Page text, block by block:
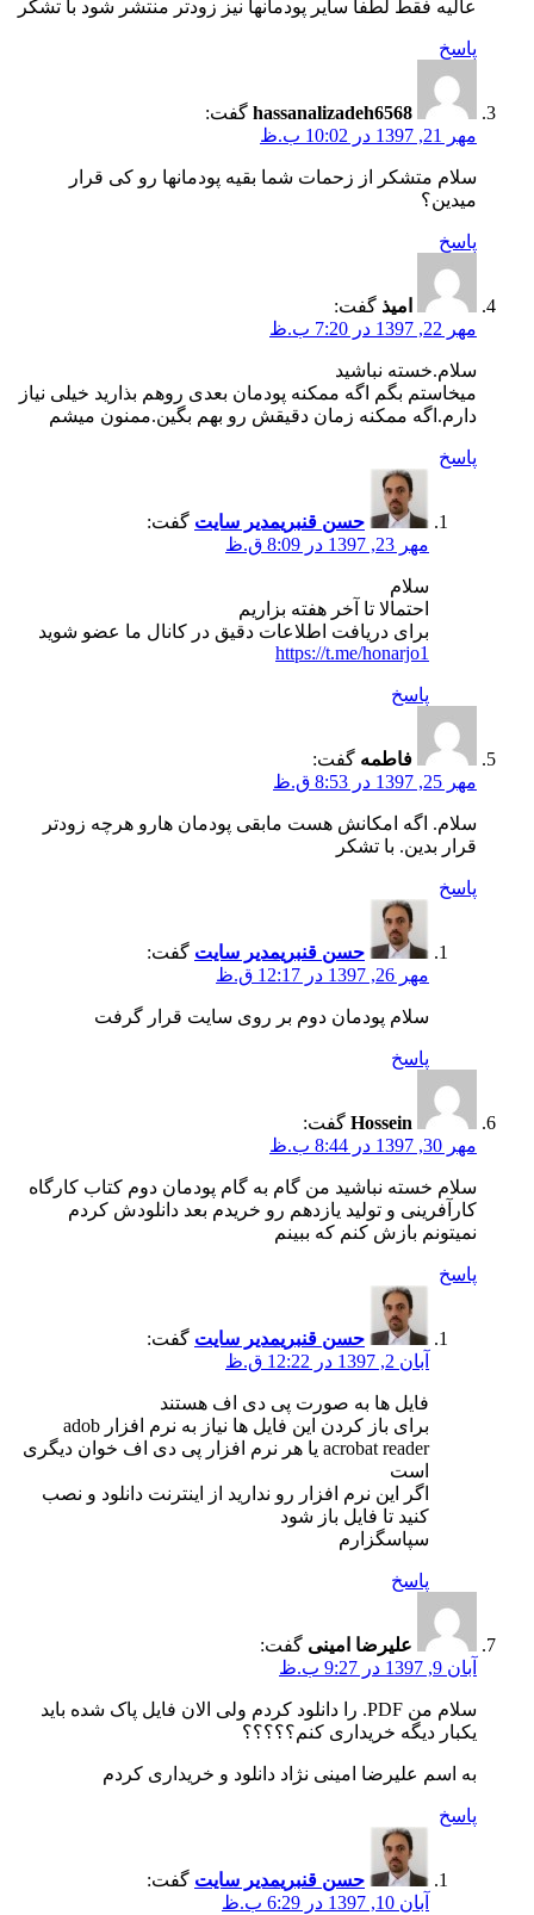
عالیه فقط لطفا سایر پودمانها نیز زودتر منتشر شود با تشکر
پاسخ
hassanalizadeh6568 گفت:
مهر 21, 1397 در 10:02 ب.ظ
سلام متشکر از زحمات شما بقیه پودمانها رو کی قرار
میدین؟
پاسخ
امیذ گفت:
مهر 22, 1397 در 7:20 ب.ظ
سلام.خسته نباشید
میخاستم بگم اگه ممکنه پودمان بعدی روهم بذارید خیلی نیاز
دارم.اگه ممکنه زمان دقیقش رو بهم بگین.ممنون میشم
پاسخ
حسن قنبریمدیر سایت گفت:
مهر 23, 1397 در 8:09 ق.ظ
سلام
احتمالا تا آخر هفته بزاریم
برای دریافت اطلاعات دقیق در کانال ما عضو شوید
https://t.me/honarjo1
پاسخ
فاطمه گفت:
مهر 25, 1397 در 8:53 ق.ظ
سلام. اگه امکانش هست مابقی پودمان هارو هرچه زودتر
قرار بدین. با تشکر
پاسخ
حسن قنبریمدیر سایت گفت:
مهر 26, 1397 در 12:17 ق.ظ
سلام پودمان دوم بر روی سایت قرار گرفت
پاسخ
Hossein گفت:
مهر 30, 1397 در 8:44 ب.ظ
سلام خسته نباشید من گام به گام پودمان دوم کتاب کارگاه
کارآفرینی و تولید یازدهم رو خریدم بعد دانلودش کردم
نمیتونم بازش کنم که ببینم
پاسخ
حسن قنبریمدیر سایت گفت:
آبان 2, 1397 در 12:22 ق.ظ
فایل ها به صورت پی دی اف هستند
برای باز کردن این فایل ها نیاز به نرم افزار adob
acrobat reader یا هر نرم افزار پی دی اف خوان دیگری
است
اگر این نرم افزار رو ندارید از اینترنت دانلود و نصب
کنید تا فایل باز شود
سپاسگزارم
پاسخ
علیرضا امینی گفت:
آبان 9, 1397 در 9:27 ب.ظ
سلام من PDF. را دانلود کردم ولی الان فایل پاک شده باید
یکبار دیگه خریداری کنم؟؟؟؟؟
به اسم علیرضا امینی نژاد دانلود و خریداری کردم
پاسخ
حسن قنبریمدیر سایت گفت:
آبان 10, 1397 در 6:29 ب.ظ